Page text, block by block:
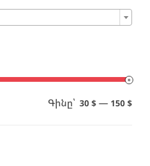
Գինը՝ 30 $ — 150 $